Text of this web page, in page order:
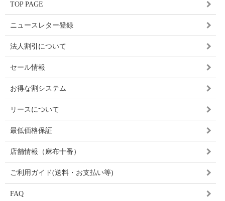
TOP PAGE
ニュースレター登録
法人割引について
セール情報
お得な割システム
リースについて
最低価格保証
店舗情報（麻布十番）
ご利用ガイド(送料・お支払い等)
FAQ